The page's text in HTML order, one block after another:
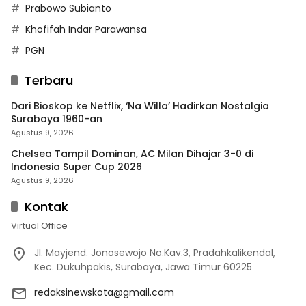
Prabowo Subianto
Khofifah Indar Parawansa
PGN
Terbaru
Dari Bioskop ke Netflix, ‘Na Willa’ Hadirkan Nostalgia
Surabaya 1960-an
Agustus 9, 2026
Chelsea Tampil Dominan, AC Milan Dihajar 3-0 di
Indonesia Super Cup 2026
Agustus 9, 2026
Kontak
Virtual Office
Jl. Mayjend. Jonosewojo No.Kav.3, Pradahkalikendal,
Kec. Dukuhpakis, Surabaya, Jawa Timur 60225
redaksinewskota@gmail.com